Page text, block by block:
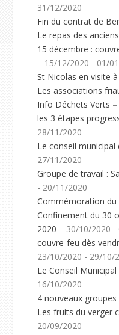
31/12/2020
Fin du contrat de
Le repas des
15 décembre :
– 15/12/2020 - 01/
St Nicolas en visite
Les associations
Info Déchets Verts
les 3 étapes
28/11/2020
Le conseil
27/11/2020
Groupe de travail :
- 20/11/2020
Commémoration du
Confinement du 30
2020 – 30/10/2020 -
couvre-feu dès
23/10/2020 - 29/10/
Le Conseil
16/10/2020
4 nouveaux groupes
Les fruits du verger
20/09/2020